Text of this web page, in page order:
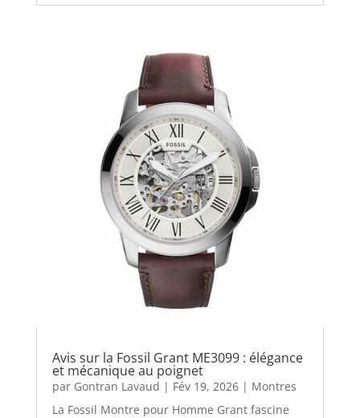
Avis sur la Fossil Grant ME3099 : élégance
et mécanique au poignet
par Gontran Lavaud | Fév 19, 2026| Montres
La Fossil Montre pour Homme Grant fascine